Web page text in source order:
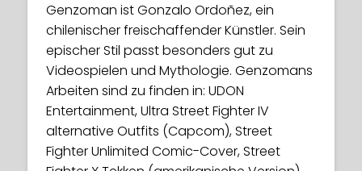
Genzoman ist Gonzalo Ordoñez, ein
chilenischer freischaffender Künstler. Sein
epischer Stil passt besonders gut zu
Videospielen und Mythologie. Genzomans
Arbeiten sind zu finden in: UDON
Entertainment, Ultra Street Fighter IV
alternative Outfits (Capcom), Street
Fighter Unlimited Comic-Cover, Street